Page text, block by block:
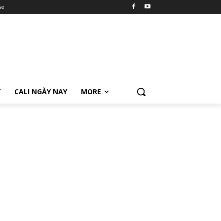
CALI NGÀY NAY MORE